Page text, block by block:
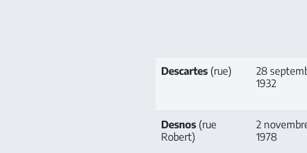
Descartes (rue)
28
1932
Desnos (rue
Robert)
2
1978